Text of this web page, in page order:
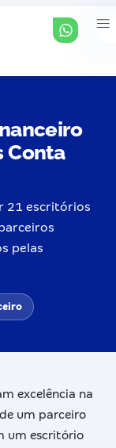
Conta
21 escritórios
pelas
excelência na
um parceiro
um escritório